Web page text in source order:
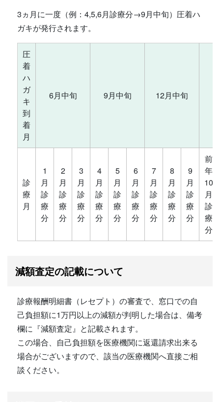
3ヵ月に一度（例：4,5,6月診療分→9月中旬）圧着ハ
ガキが発行されます。
圧
着
ハ
ガ
キ
到
着
月
6月中旬 9月中旬 12月中旬
診
療
月
1
月
診
療
分
2
月
診
療
分
3
月
診
療
分
4
月
診
療
分
5
月
診
療
分
6
月
診
療
分
7
月
診
療
分
8
月
診
療
分
9
月
診
療
分
前
年
10
月
診
療
分
減額査定の記載について
診療報酬明細書（レセプト）の審査で、窓口での自
己負担額に1万円以上の減額が判明した場合は、備考
欄に『減額査定』と記載されます。
この場合、自己負担額を医療機関に返還請求出来る
場合がございますので、該当の医療機関へ直接ご相
談ください。